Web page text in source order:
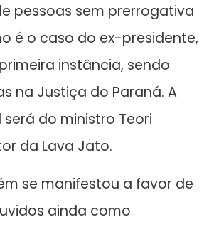
pessoas sem prerrogativa
é o caso do ex-presidente,
instância, sendo
na Justiça do Paraná. A
do ministro Teori
da Lava Jato.
se manifestou a favor de
ainda como